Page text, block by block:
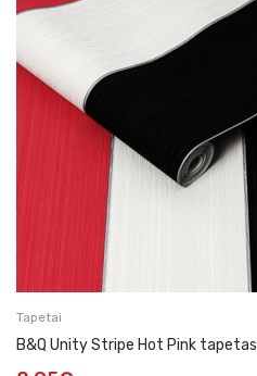
Tapetai
B&Q Unity Stripe Hot Pink tapetas